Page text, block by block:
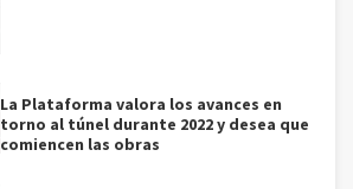
La Plataforma valora los avances en
torno al túnel durante 2022 y desea que
comiencen las obras